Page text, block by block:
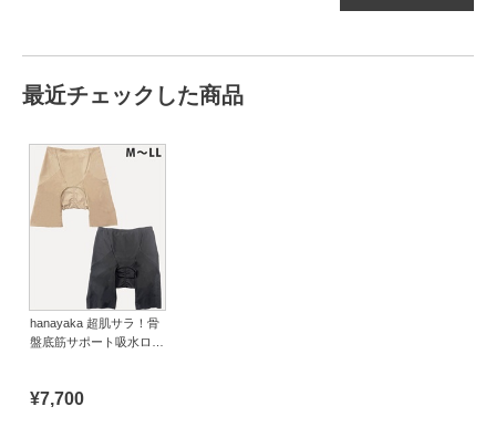
最近チェックした商品
hanayaka 超肌サラ！骨
盤底筋サポート吸水ロン
¥7,700